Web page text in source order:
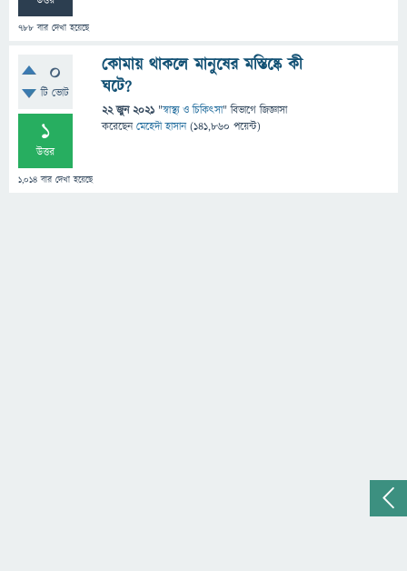
788 বার দেখা হয়েছে
0
টি ভোট
1
উত্তর
1,014 বার দেখা হয়েছে
কোমায় থাকলে মানুষের মস্তিষ্কে কী
ঘটে?
22 জুন 2021 "স্বাস্থ্য ও চিকিৎসা" বিভাগে জিজ্ঞাসা
করেছেনমেহেদী হাসান (141,860 পয়েন্ট)